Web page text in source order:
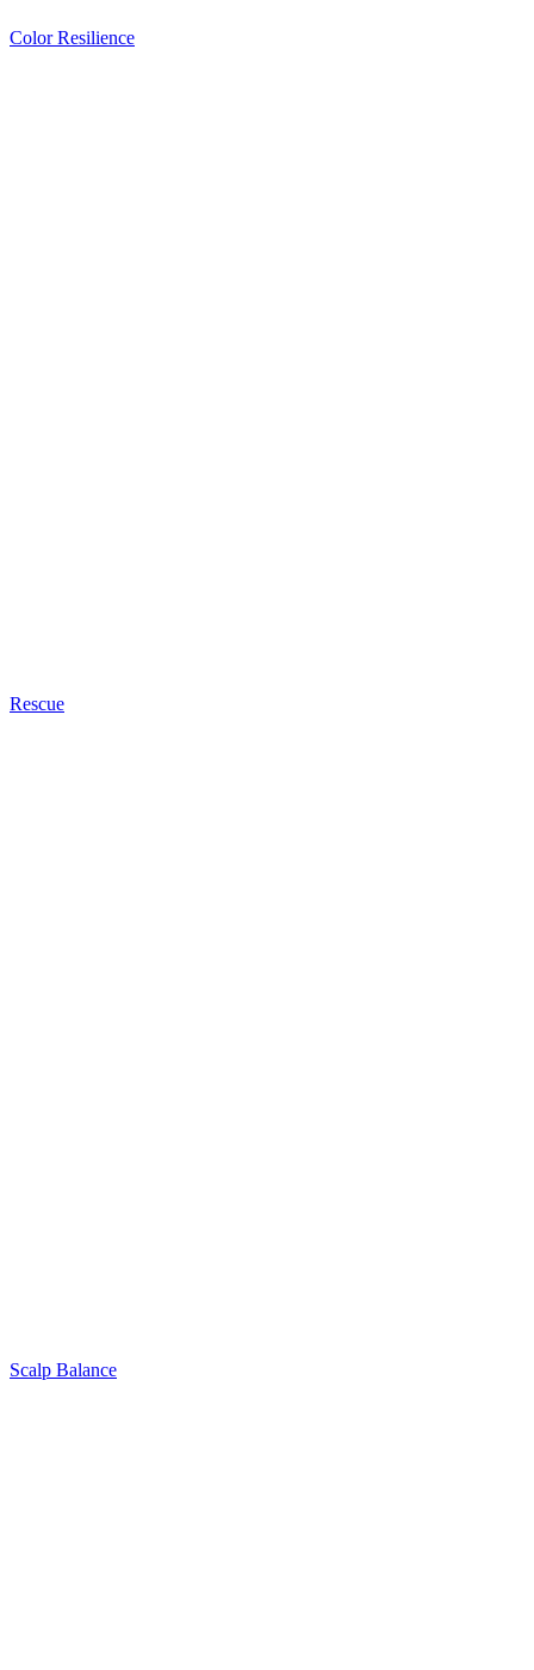
Color Resilience
Rescue
Scalp Balance